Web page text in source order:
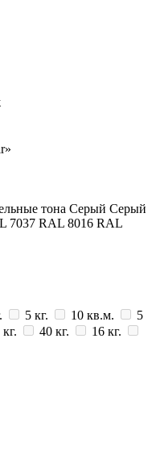
тона Серый Серый
7037 RAL 8016 RAL
5 кг. 10 кв.м.
5
40 кг.
16 кг.